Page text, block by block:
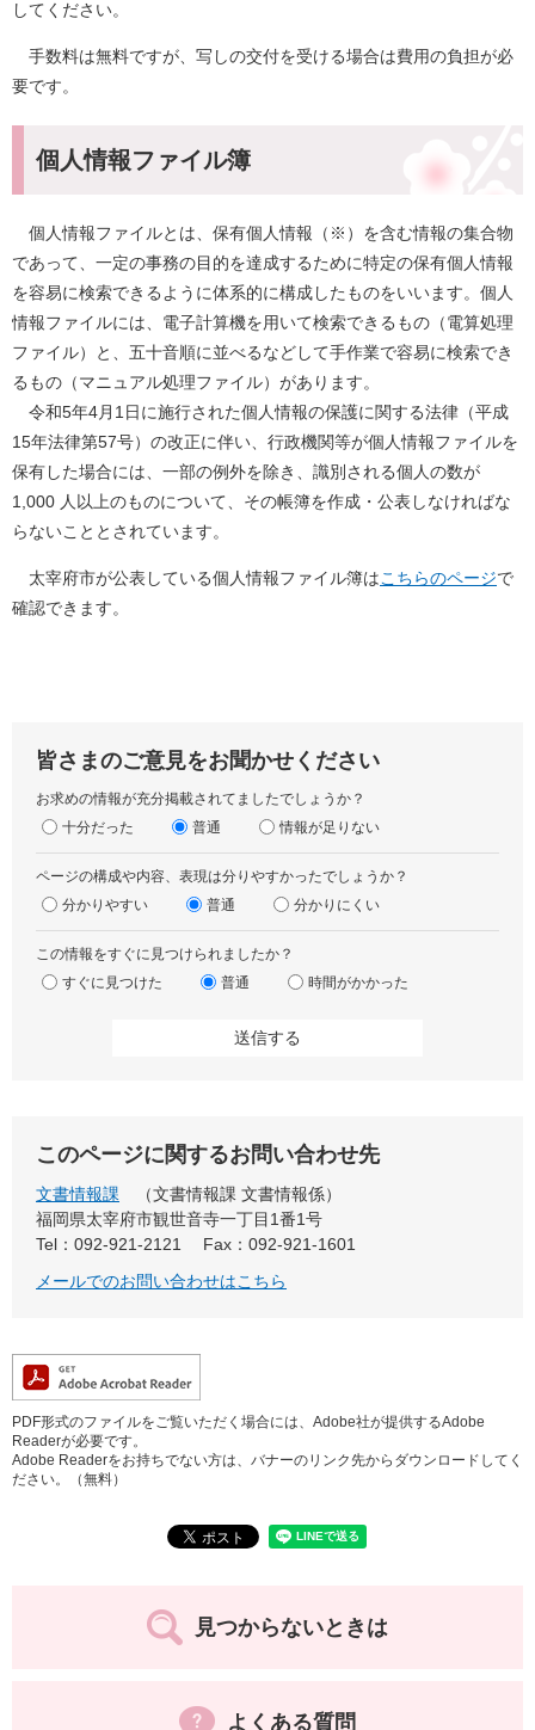
してください。
手数料は無料ですが、写しの交付を受ける場合は費用の負担が必
要です。
個人情報ファイル簿
個人情報ファイルとは、保有個人情報（※）を含む情報の集合物
であって、一定の事務の目的を達成するために特定の保有個人情報
を容易に検索できるように体系的に構成したものをいいます。個人
情報ファイルには、電子計算機を用いて検索できるもの（電算処理
ファイル）と、五十音順に並べるなどして手作業で容易に検索でき
るもの（マニュアル処理ファイル）があります。
令和5年4月1日に施行された個人情報の保護に関する法律（平成
15年法律第57号）の改正に伴い、行政機関等が個人情報ファイルを
保有した場合には、一部の例外を除き、識別される個人の数が
1,000 人以上のものについて、その帳簿を作成・公表しなければな
らないこととされています。
太宰府市が公表している個人情報ファイル簿はこちらのページで
確認できます。
皆さまのご意見をお聞かせください
お求めの情報が充分掲載されてましたでしょうか？
十分だった
普通 情報が足りない
ページの構成や内容、表現は分りやすかったでしょうか？
分かりやすい
普通 分かりにくい
この情報をすぐに見つけられましたか？
すぐに見つけた
普通 時間がかかった
このページに関するお問い合わせ先
文書情報課
文書情報課 文書情報係
福岡県太宰府市観世音寺一丁目1番1号
Tel：092-921-2121
Fax：092-921-1601
メールでのお問い合わせはこちら
PDF形式のファイルをご覧いただく場合には、Adobe社が提供するAdobe
Readerが必要です。
Adobe Readerをお持ちでない方は、バナーのリンク先からダウンロードしてく
ださい。（無料）
見つからないときは
よくある質問